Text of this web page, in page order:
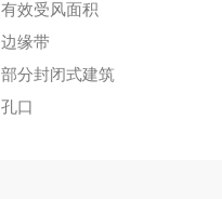
有效受风面积
边缘带
部分封闭式建筑
孔口